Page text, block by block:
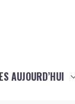
AUJOURD’HUI